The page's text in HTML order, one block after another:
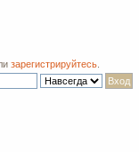
зарегистрируйтесь